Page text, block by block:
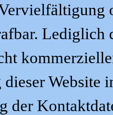
Website
der